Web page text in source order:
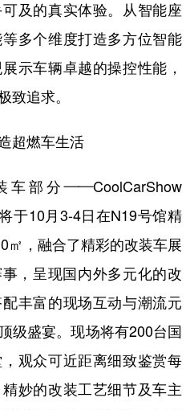
及的真实体验。从智能座
多个维度打造多方位智能
示车辆卓越的操控性能，
致追求。
超燃车生活
部分——CoolCarShow
于10月3-4日在N19号馆精
㎡，融合了精彩的改装车展
，呈现国内外多元化的改
丰富的现场互动与潮流元
级盛宴。现场将有200台国
观众可近距离细致鉴赏每
妙的改装工艺细节及车主